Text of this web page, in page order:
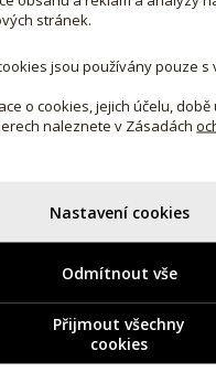
stránek.
jsou používány pouze s
o cookies, jejich účelu,
naleznete v Zásadách
Nastavení cookies
Odmítnout vše
Přijmout všechny
cookies